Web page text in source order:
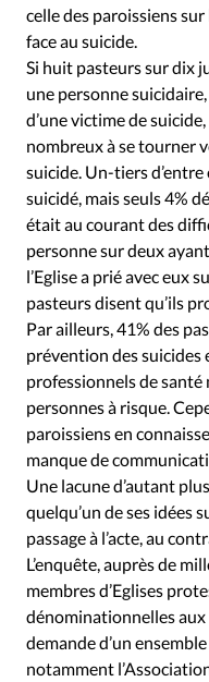
celle des paroissiens
face au suicide.
Si huit pasteurs sur dix
une personne
d’une victime de
nombreux à se tourner
suicide. Un-tiers d’entre
suicidé, mais seuls 4%
était au courant des
personne sur deux
l’Eglise a prié avec eux
pasteurs disent qu’ils
Par ailleurs, 41% des
prévention des suicides
professionnels de
personnes à risque.
paroissiens en
manque de
Une lacune d’autant
quelqu’un de ses idées
passage à l’acte, au
L’enquête, auprès de
membres d’Eglises
dénominationnelles aux
demande d’un
notamment